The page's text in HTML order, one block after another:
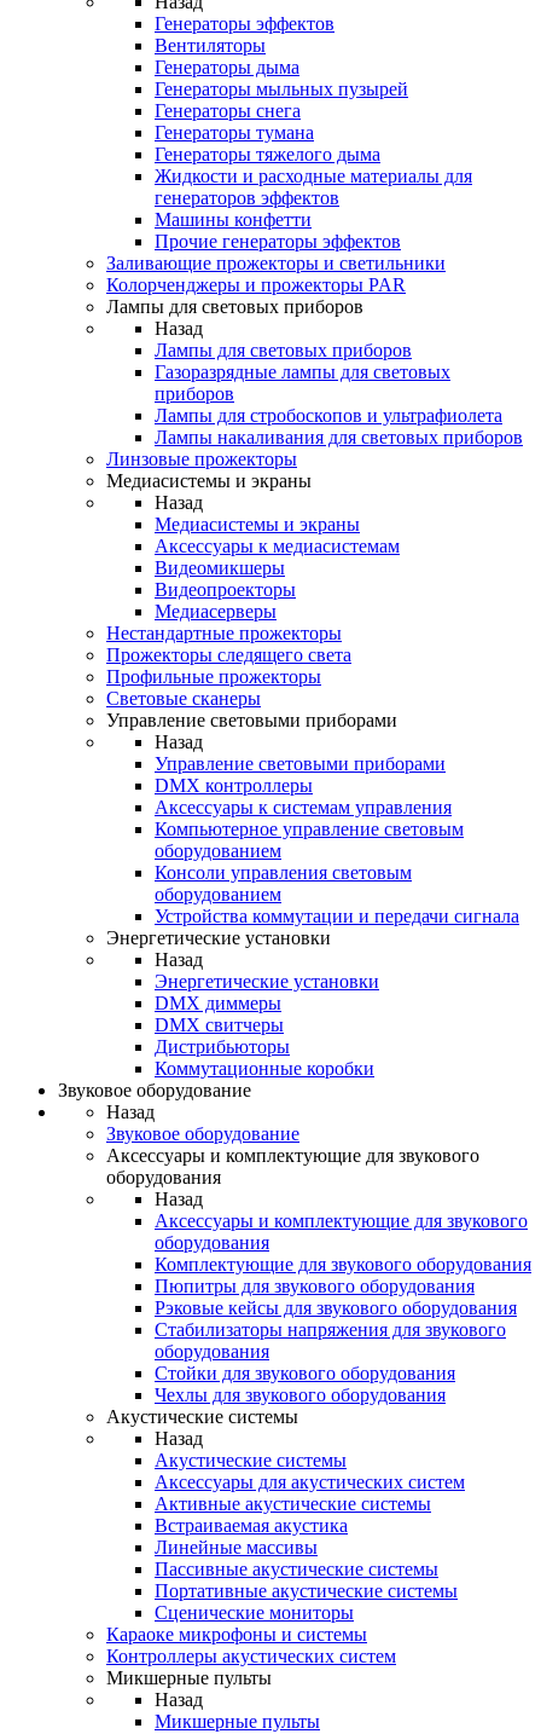
Генераторы эффектов
Вентиляторы
Генераторы дыма
Генераторы мыльных пузырей
Генераторы снега
Генераторы тумана
Генераторы тяжелого дыма
Жидкости и расходные материалы для
генераторов эффектов
Машины конфетти
Прочие генераторы эффектов
Заливающие прожекторы и светильники
Колорченджеры и прожекторы PAR
Лампы для световых приборов
Назад
Лампы для световых приборов
Газоразрядные лампы для световых
приборов
Лампы для стробоскопов и ультрафиолета
Лампы накаливания для световых приборов
Линзовые прожекторы
Медиасистемы и экраны
Назад
Медиасистемы и экраны
Аксессуары к медиасистемам
Видеомикшеры
Видеопроекторы
Медиасерверы
Нестандартные прожекторы
Прожекторы следящего света
Профильные прожекторы
Световые сканеры
Управление световыми приборами
Назад
Управление световыми приборами
DMX контроллеры
Аксессуары к системам управления
Компьютерное управление световым
оборудованием
Консоли управления световым
оборудованием
Устройства коммутации и передачи сигнала
Энергетические установки
Назад
Энергетические установки
DMX диммеры
DMX свитчеры
Дистрибьюторы
Коммутационные коробки
Звуковое оборудование
Назад
Звуковое оборудование
Аксессуары и комплектующие для звукового
оборудования
Назад
Аксессуары и комплектующие для звукового
оборудования
Комплектующие для звукового оборудования
Пюпитры для звукового оборудования
Рэковые кейсы для звукового оборудования
Стабилизаторы напряжения для звукового
оборудования
Стойки для звукового оборудования
Чехлы для звукового оборудования
Акустические системы
Назад
Акустические системы
Аксессуары для акустических систем
Активные акустические системы
Встраиваемая акустика
Линейные массивы
Пассивные акустические системы
Портативные акустические системы
Сценические мониторы
Караоке микрофоны и системы
Контроллеры акустических систем
Микшерные пульты
Назад
Микшерные пульты